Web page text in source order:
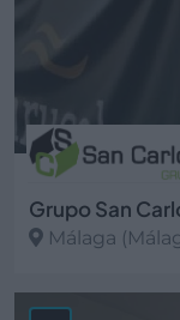
Grupo San
Málaga
Ver más